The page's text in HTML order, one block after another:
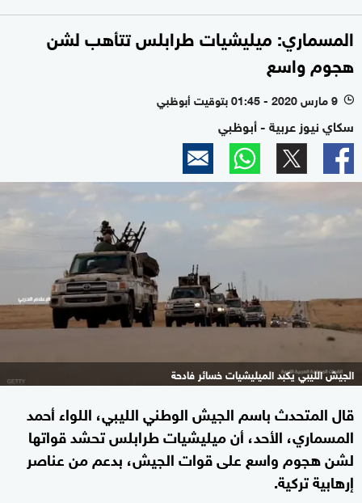
المسماري: ميليشيات طرابلس تتأهب لشن
هجوم واسع
l 9 مارس 2020 - 01:45 بتوقيت أبوظبي
سكاي نيوز عربية - أبوظبي
الجيش الليبي يكبد الميليشيات خسائر فادحة
قال المتحدث باسم الجيش الوطني الليبي، اللواء أحمد
المسماري، الأحد، أن ميليشيات طرابلس تحشد قواتها
لشن هجوم واسع على قوات الجيش، بدعم من عناصر
إرهابية تركية.